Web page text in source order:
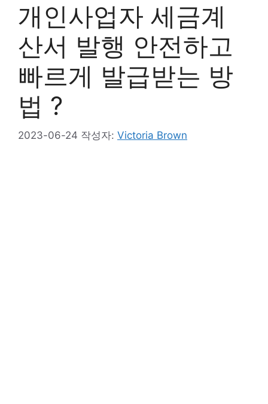
개인사업자 세금계
산서 발행 안전하고
빠르게 발급받는 방
법 ?
2023-06-24 작성자: Victoria Brown